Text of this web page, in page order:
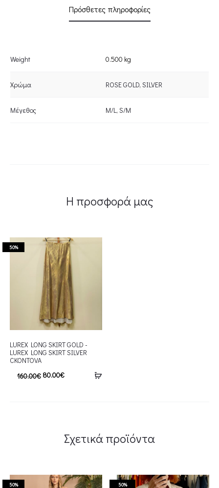
Πρόσθετες πληροφορίες
Weight 0.500 kg
Χρώμα ROSE GOLD, SILVER
Μέγεθος M/L, S/M
Η προσφορά μας
50%
LUREX LONG SKIRT GOLD -
LUREX LONG SKIRT SILVER
CKONTOVA
160.00€ 80.00€
Σχετικά προϊόντα
50% 50%